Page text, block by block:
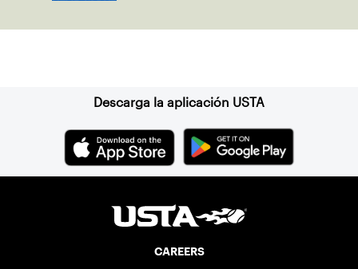
Descarga la aplicación USTA
CAREERS